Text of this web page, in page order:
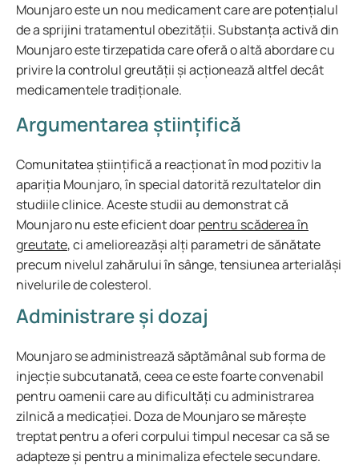
Mounjaro este un nou medicament care are potențialul
de a sprijini tratamentul obezității. Substanța activă din
Mounjaro este tirzepatida care oferă o altă abordare cu
privire la controlul greutății și acționează altfel decât
medicamentele tradiționale.
Argumentarea științifică
Comunitatea științifică a reacționat în mod pozitiv la
apariția Mounjaro, în special datorită rezultatelor din
studiile clinice. Aceste studii au demonstrat că
Mounjaro nu este eficient doarpentru scăderea în
greutate, ci amelioreazăși alți parametri de sănătate
precum nivelul zahărului în sânge, tensiunea arterialăși
nivelurile de colesterol.
Administrare și dozaj
Mounjaro se administrează săptămânal sub forma de
injecție subcutanată, ceea ce este foarte convenabil
pentru oamenii care au dificultăți cu administrarea
zilnică a medicației. Doza de Mounjaro se mărește
treptat pentru a oferi corpului timpul necesar ca să se
adapteze și pentru a minimaliza efectele secundare.